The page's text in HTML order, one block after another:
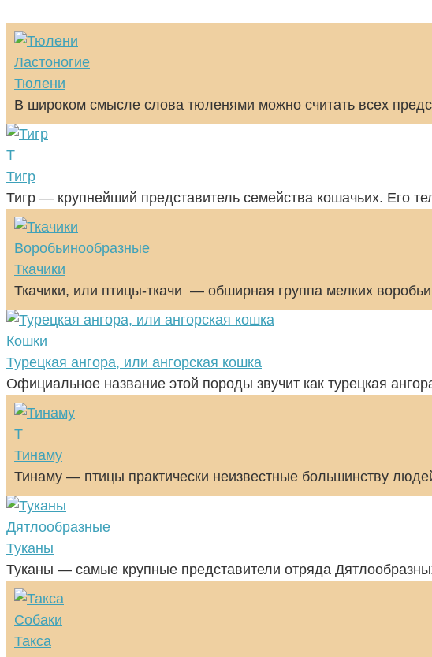
Ластоногие
Тюлени
В широком смысле слова тюленями можно считать всех
Т
Тигр
Тигр — крупнейший представитель семейства кошачьих. Его
Воробьинообразные
Ткачики
Ткачики, или птицы-ткачи — обширная группа мелких
Кошки
Турецкая ангора, или ангорская кошка
Официальное название этой породы звучит как турецкая
Т
Тинаму
Тинаму — птицы практически неизвестные большинству
Дятлообразные
Туканы
Туканы — самые крупные представители отряда
Собаки
Такса